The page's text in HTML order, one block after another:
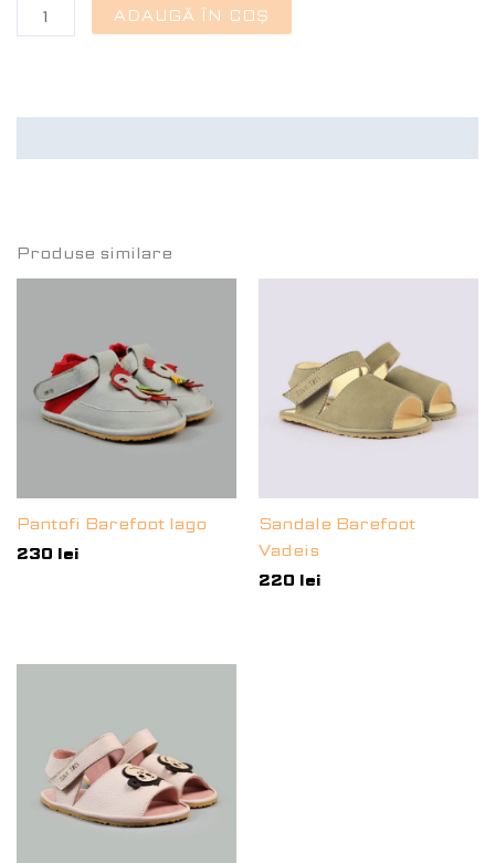
ADAUGĂ ÎN COȘ
Produse similare
Pantofi Barefoot Iago
230 lei
Sandale Barefoot
Vadeis
220 lei